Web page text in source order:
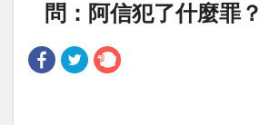
問：阿信犯了什麼罪？